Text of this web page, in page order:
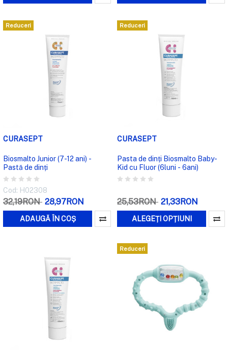
Reduceri
CURASEPT
Biosmalto Junior (7-12 ani) -
Pastă de dinți
Cod: H02308
32,19RON 28,97RON
ADAUGĂ ÎN COȘ
Reduceri
CURASEPT
Pasta de dinți Biosmalto Baby-
Kid cu Fluor (6luni - 6ani)
25,53RON 21,33RON
ALEGEȚI OPȚIUNI
Reduceri